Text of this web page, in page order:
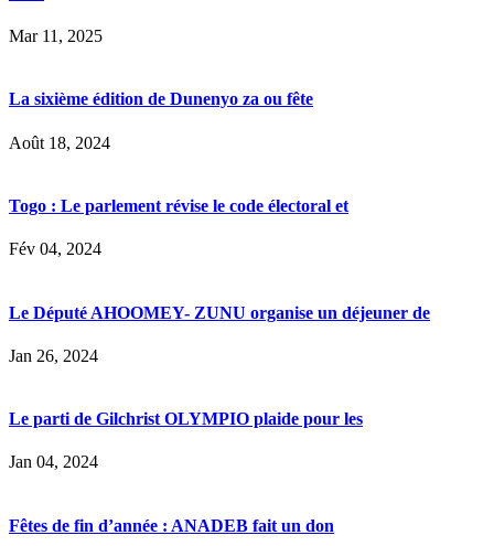
Mar 11, 2025
La sixième édition de Dunenyo za ou fête
Août 18, 2024
Togo : Le parlement révise le code électoral et
Fév 04, 2024
Le Député AHOOMEY- ZUNU organise un déjeuner de
Jan 26, 2024
Le parti de Gilchrist OLYMPIO plaide pour les
Jan 04, 2024
Fêtes de fin d’année : ANADEB fait un don